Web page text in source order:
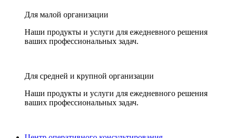
Для малой организации
Наши продукты и услуги для ежедневного решения
ваших профессиональных задач.
Для средней и крупной организации
Наши продукты и услуги для ежедневного решения
ваших профессиональных задач.